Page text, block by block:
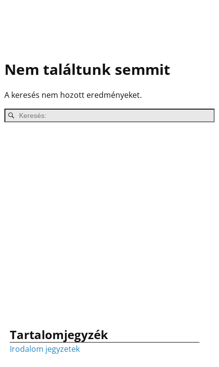
Nem találtunk semmit
A keresés nem hozott eredményeket.
Tartalomjegyzék
Irodalom jegyzetek